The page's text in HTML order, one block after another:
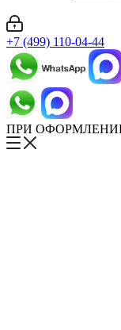
+7 (499) 110-04-44
ПРИ